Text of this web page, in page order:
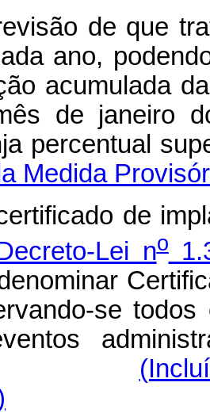
de que
ano,
acumulada
de janeiro
Medida
de
Lei no
se